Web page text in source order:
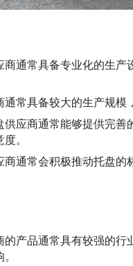
商通常具备专业化的生
通常具备较大的生产规
供应商通常能够提供完
。
商通常会积极推动托盘
的产品通常具有较强的